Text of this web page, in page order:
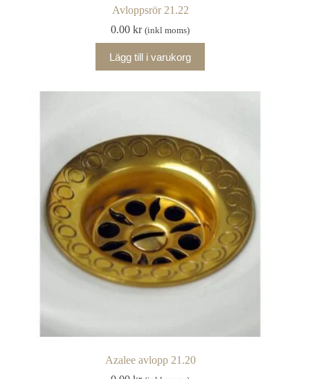
Avloppsrör 21.22
0.00kr (inkl moms)
Lägg till i varukorg
Azalee avlopp 21.20